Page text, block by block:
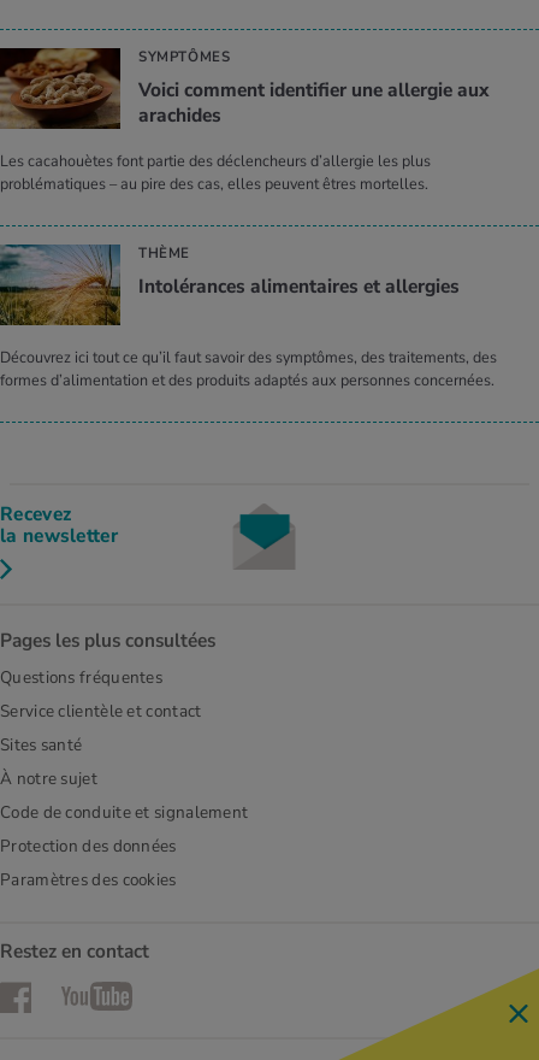
SYMPTÔMES
Voici comment identifier une allergie aux
arachides
Les cacahouètes font partie des déclencheurs d’allergie les plus
problématiques – au pire des cas, elles peuvent êtres mortelles.
THÈME
Intolérances alimentaires et allergies
Découvrez ici tout ce qu’il faut savoir des symptômes, des traitements, des
formes d’alimentation et des produits adaptés aux personnes concernées.
Recevez
la newsletter
Pages les plus consultées
Questions fréquentes
Service clientèle et contact
Sites santé
À notre sujet
Code de conduite et signalement
Protection des données
Paramètres des cookies
Restez en contact
FacebookYouTube